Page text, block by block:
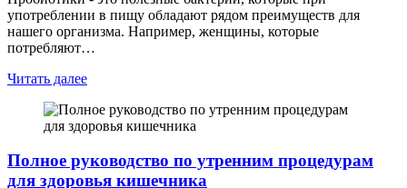
употреблении в пищу обладают рядом преимуществ для
нашего организма. Например, женщины, которые
потребляют…
Читать далее
Полное руководство по утренним процедурам
для здоровья кишечника